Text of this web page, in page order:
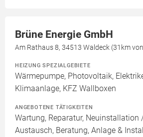
Brüne Energie GmbH
Am Rathaus 8, 34513 Waldeck (31km
HEIZUNG SPEZIALGEBIETE
Wärmepumpe, Photovoltaik,
Klimaanlage, KFZ Wallboxen
ANGEBOTENE TÄTIGKEITEN
Wartung, Reparatur, Neuinstallation
Austausch, Beratung, Anlage &